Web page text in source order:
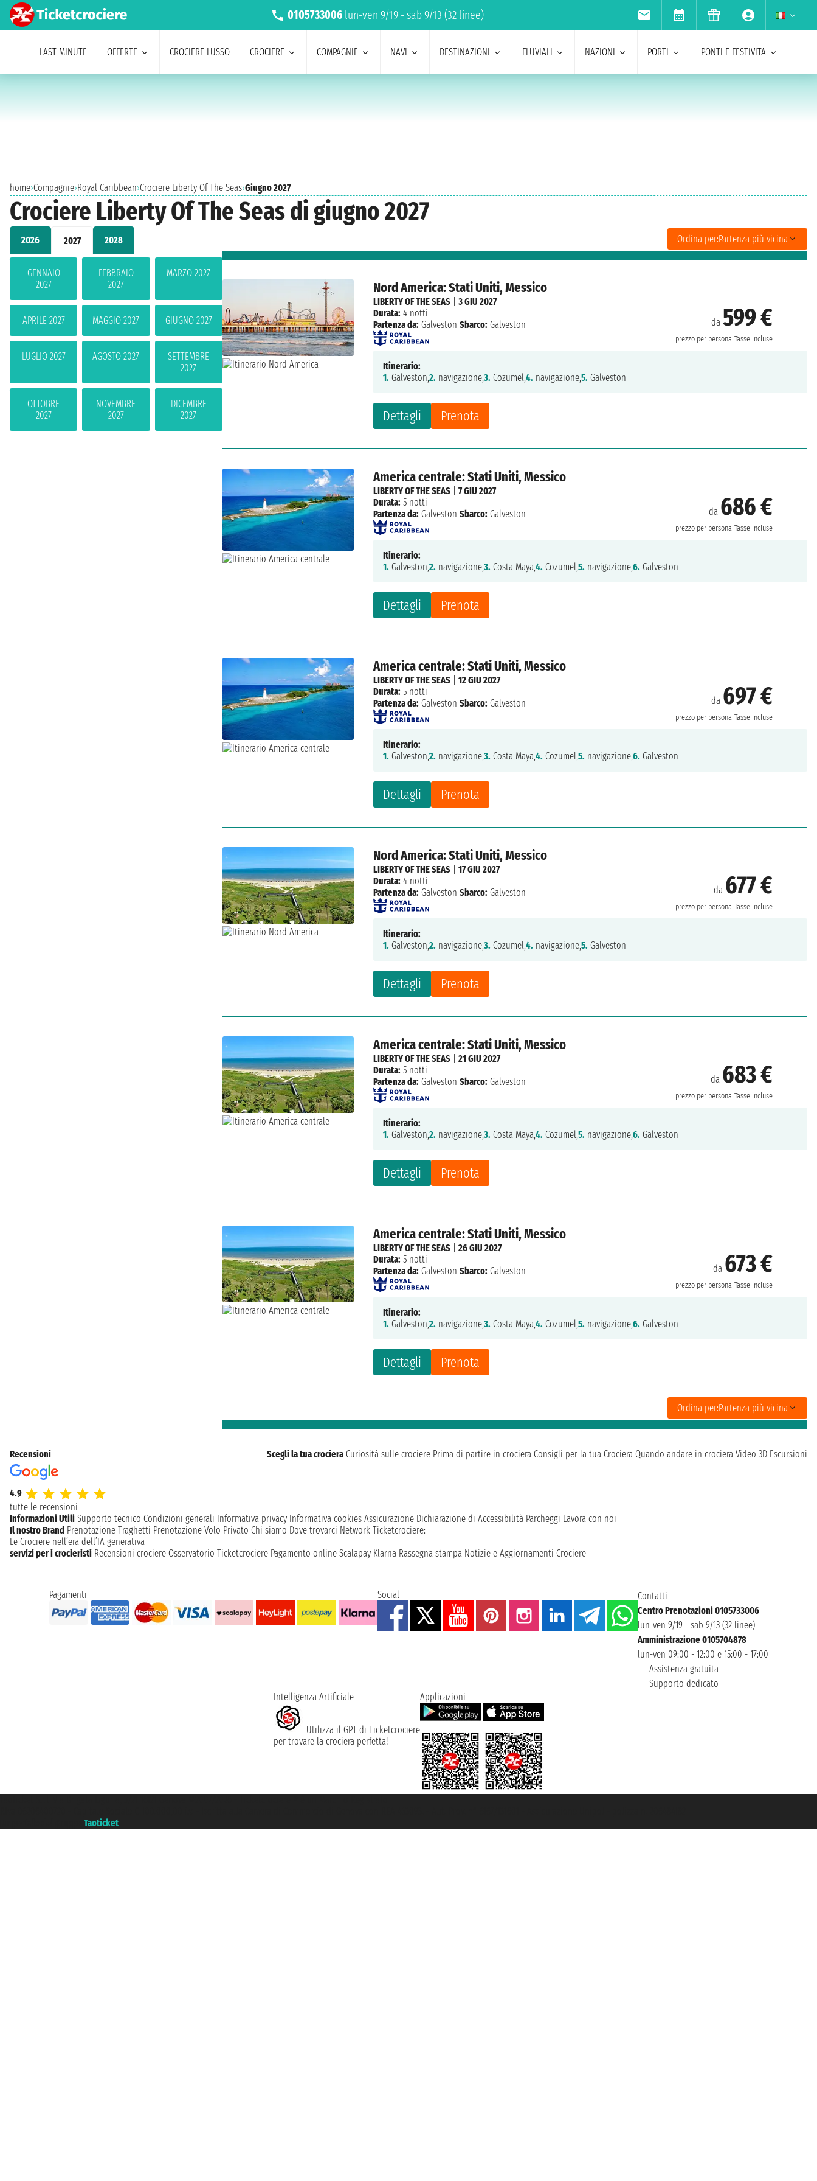
0105733006 lun-ven 9/19 - sab 9/13 (32 linee)
LAST MINUTE OFFERTE CROCIERE LUSSO CROCIERE COMPAGNIE NAVI DESTINAZIONI FLUVIALI NAZIONI PORTI PONTI E FESTIVITA
home›Compagnie›Royal Caribbean›Crociere Liberty Of The Seas›Giugno 2027
Crociere Liberty Of The Seas di giugno 2027
2026 2027 2028
GENNAIO
2027
FEBBRAIO
2027
MARZO 2027
APRILE 2027 MAGGIO 2027 GIUGNO 2027
LUGLIO 2027 AGOSTO 2027
SETTEMBRE
2027
OTTOBRE
2027
NOVEMBRE
2027
DICEMBRE
2027
Ordina per:Partenza più vicina
Nord America: Stati Uniti, Messico
da599 €
prezzo per persona Tasse incluse
Dettagli Prenota
LIBERTY OF THE SEAS |3 GIU 2027
Durata: 4 notti
Partenza da: Galveston Sbarco: Galveston
Itinerario:
1. Galveston,2. navigazione,3. Cozumel,4. navigazione,5. Galveston
America centrale: Stati Uniti, Messico
da 686 €
prezzo per persona Tasse incluse
Dettagli Prenota
LIBERTY OF THE SEAS |7 GIU 2027
Durata: 5 notti
Partenza da: Galveston Sbarco: Galveston
Itinerario:
1. Galveston,2. navigazione,3. Costa Maya,4. Cozumel,5. navigazione,6. Galveston
America centrale: Stati Uniti, Messico
da 697 €
prezzo per persona Tasse incluse
Dettagli Prenota
LIBERTY OF THE SEAS |12 GIU 2027
Durata: 5 notti
Partenza da: Galveston Sbarco: Galveston
Itinerario:
1. Galveston,2. navigazione,3. Costa Maya,4. Cozumel,5. navigazione,6. Galveston
Nord America: Stati Uniti, Messico
da 677 €
prezzo per persona Tasse incluse
Dettagli Prenota
LIBERTY OF THE SEAS |17 GIU 2027
Durata: 4 notti
Partenza da: Galveston Sbarco: Galveston
Itinerario:
1. Galveston,2. navigazione,3. Cozumel,4. navigazione,5. Galveston
America centrale: Stati Uniti, Messico
da 683 €
prezzo per persona Tasse incluse
Dettagli Prenota
LIBERTY OF THE SEAS |21 GIU 2027
Durata: 5 notti
Partenza da: Galveston Sbarco: Galveston
Itinerario:
1. Galveston,2. navigazione,3. Costa Maya,4. Cozumel,5. navigazione,6. Galveston
America centrale: Stati Uniti, Messico
da 673 €
prezzo per persona Tasse incluse
Dettagli Prenota
LIBERTY OF THE SEAS |26 GIU 2027
Durata: 5 notti
Partenza da: Galveston Sbarco: Galveston
Itinerario:
1. Galveston,2. navigazione,3. Costa Maya,4. Cozumel,5. navigazione,6. Galveston
Ordina per:Partenza più vicina
Recensioni
4.9
tutte le recensioni
Scegli la tua crociera Curiosità sulle crociere Prima di partire in crociera Consigli per la tua Crociera Quando andare in crociera Video 3D Escursioni
Informazioni Utili Supporto tecnico Condizioni generali Informativa privacy Informativa cookies Assicurazione Dichiarazione di Accessibilità Parcheggi Lavora con noi
Il nostro Brand Prenotazione Traghetti Prenotazione Volo Privato Chi siamo Dove trovarci Network Ticketcrociere:
Le Crociere nell’era dell’IA generativa
servizi per i crocieristi Recensioni crociere Osservatorio Ticketcrociere Pagamento online Scalapay Klarna Rassegna stampa Notizie e Aggiornamenti Crociere
Pagamenti Social
Contatti
Centro Prenotazioni 0105733006
lun-ven 9/19 - sab 9/13 (32 linee)
Amministrazione 0105704878
lun-ven 09:00 - 12:00 e 15:00 - 17:00
Assistenza gratuita
Supporto dedicato
Intelligenza Artificiale
Utilizza il GPT di Ticketcrociere
per trovare la crociera perfetta!
Applicazioni
Taoticket